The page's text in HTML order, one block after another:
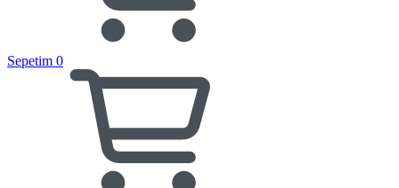
Sepetim 0